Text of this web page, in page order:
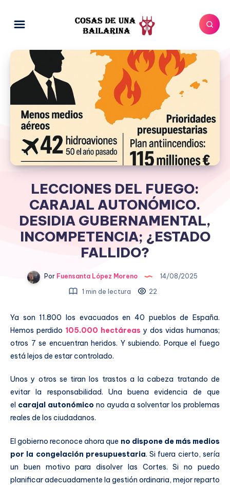
LECCIONES DEL FUEGO:
CARAJAL AUTONÓMICO.
DESIDIA GUBERNAMENTAL,
INCOMPETENCIA; ¿ESTADO
FALLIDO?
Por Fuensanta López Moreno
14/08/2025
1 min de lectura
22
Ya son 11.800 los evacuados en 40 pueblos de España.
Hemos perdido 105.000 hectáreas y dos vidas humanas;
otros 7 se encuentran heridos. Y subiendo. Porque el fuego
está lejos de estar controlado.
Unos y otros se tiran los trastos a la cabeza tratando de
evitar la responsabilidad. Una buena evidencia de que
el carajal autonómico no ayuda a solventar los problemas
reales de los ciudadanos.
El gobierno reconoce ahora que no dispone de más medios
por la congelación presupuestaria. Si fuera cierto, sería
un buen motivo para disolver las Cortes. Si no puedo
planificar adecuadamente la gestión ordinaria, mejor reparto